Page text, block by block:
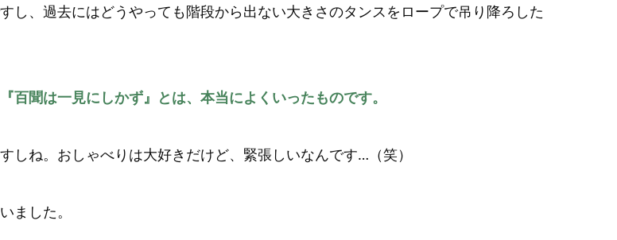
し、過去にはどうやっても階段から出ない大きさのタンスをロープで吊り降ろした
『百聞は一見にしかず』とは、本当によくいったものです。
ね。おしゃべりは大好きだけど、緊張しいなんです…（笑）
ました。